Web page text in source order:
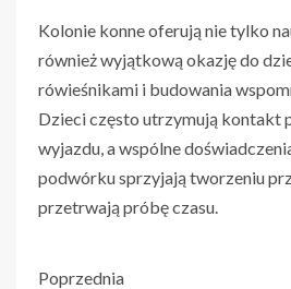
Kolonie konne oferują nie tylko
również wyjątkową okazję do
rówieśnikami i budowania
Dzieci często utrzymują kontakt
wyjazdu, a wspólne
podwórku sprzyjają tworzeniu
przetrwają próbę czasu.
Poprzednia